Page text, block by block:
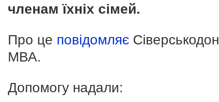
членам їхніх сімей.
Про це повідомляє
МВА.
Допомогу надали: